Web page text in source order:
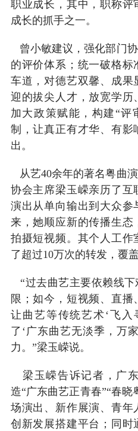
职业成长，其中，职称
成长的抓手之一。
曾小敏建议，强化部门
的评价体系；统一破格
车道，对德艺双馨、成果
迎的拔尖人才，放宽学
加大政策赋能，构建“评
制，让真正有才华、有影
出。
从艺40余年的著名粤曲
协会主席梁玉嵘亲历了互
演出从单向输出到大众
来，她顺应新的传播生态
拍摄短视频。其个人工
了超过10万次的转发，覆
“过去曲艺主要依赖线
限；如今，短视频、直
让曲艺等传统艺术‘飞
了‘广东曲艺无淡季，万
力。”梁玉嵘说。
梁玉嵘告诉记者，广
造“广东曲艺正青春”“春
场演出、新作展演、青
创新发展搭建平台；同时